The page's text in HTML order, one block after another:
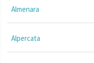
Almenara
Alpercata